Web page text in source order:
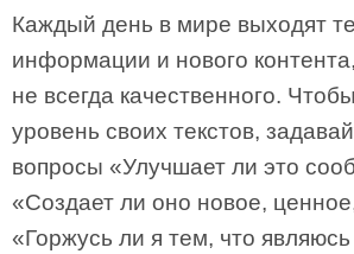
Каждый день в мире выходят
информации и нового
не всегда качественного.
уровень своих текстов,
вопросы «Улучшает ли это
«Создает ли оно новое,
«Горжусь ли я тем, что